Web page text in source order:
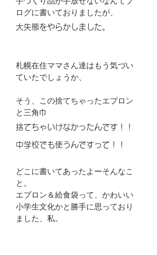
ログに書いておりましたが、
大失態をやらかしました。
札幌在住ママさん達はもう気づい
ていたでしょうか、
そう、この捨てちゃったエプロン
と三角巾
捨てちゃいけなかったんです！！
中学校でも使うんですって！！
どこに書いてあったよーそんなこ
と。
エプロン＆給食袋って、かわいい
小学生文化かと勝手に思っており
ました、私。